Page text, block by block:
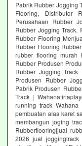
Pabrik Rubber Jogging
Flooring, Distributor
Perusahaan Rubber
Rubber Jogging Track,
Rubber Flooring
Rubber Flooring
rubber flooring murah
Rubber Produsen
Rubber Jogging
Produsen Rubber
Pabrik Produsen
Track |
running track
pembuatan alas karet
membangun joging
Rubberflooring|jual
2026 jual joggingtrack